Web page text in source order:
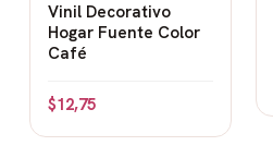
Vinil Decorativo
Hogar Fuente Color
Café
$12,75